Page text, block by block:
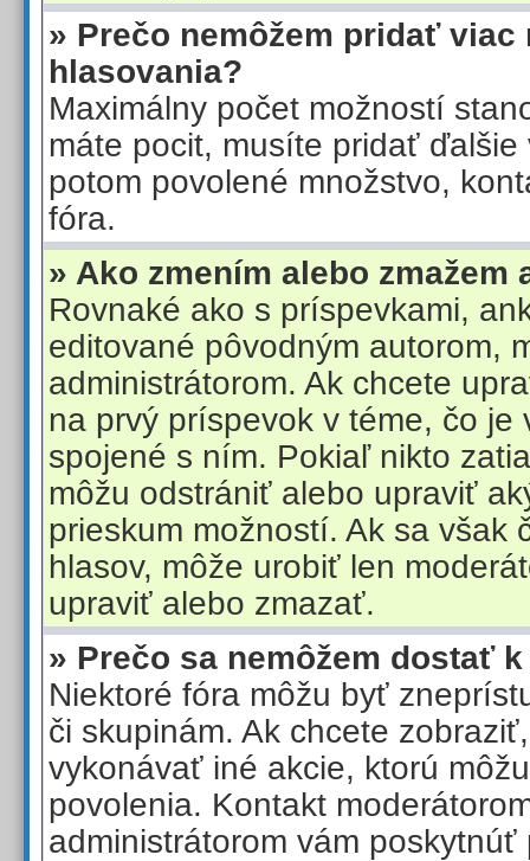
» Prečo nemôžem pridať viac
hlasovania?
Maximálny počet možností
máte pocit, musíte pridať
potom povolené množstvo,
fóra.
» Ako zmením alebo zmažem
Rovnaké ako s príspevkami,
editované pôvodným autorom,
administrátorom. Ak chcete
na prvý príspevok v téme, čo je
spojené s ním. Pokiaľ nikto
môžu odstrániť alebo upraviť
prieskum možností. Ak sa však
hlasov, môže urobiť len
upraviť alebo zmazať.
» Prečo sa nemôžem dostať
Niektoré fóra môžu byť
či skupinám. Ak chcete
vykonávať iné akcie, ktorú
povolenia. Kontakt
administrátorom vám poskytnúť